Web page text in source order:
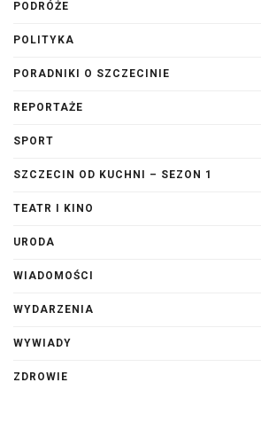
PODRÓŻE
POLITYKA
PORADNIKI O SZCZECINIE
REPORTAŻE
SPORT
SZCZECIN OD KUCHNI – SEZON 1
TEATR I KINO
URODA
WIADOMOŚCI
WYDARZENIA
WYWIADY
ZDROWIE